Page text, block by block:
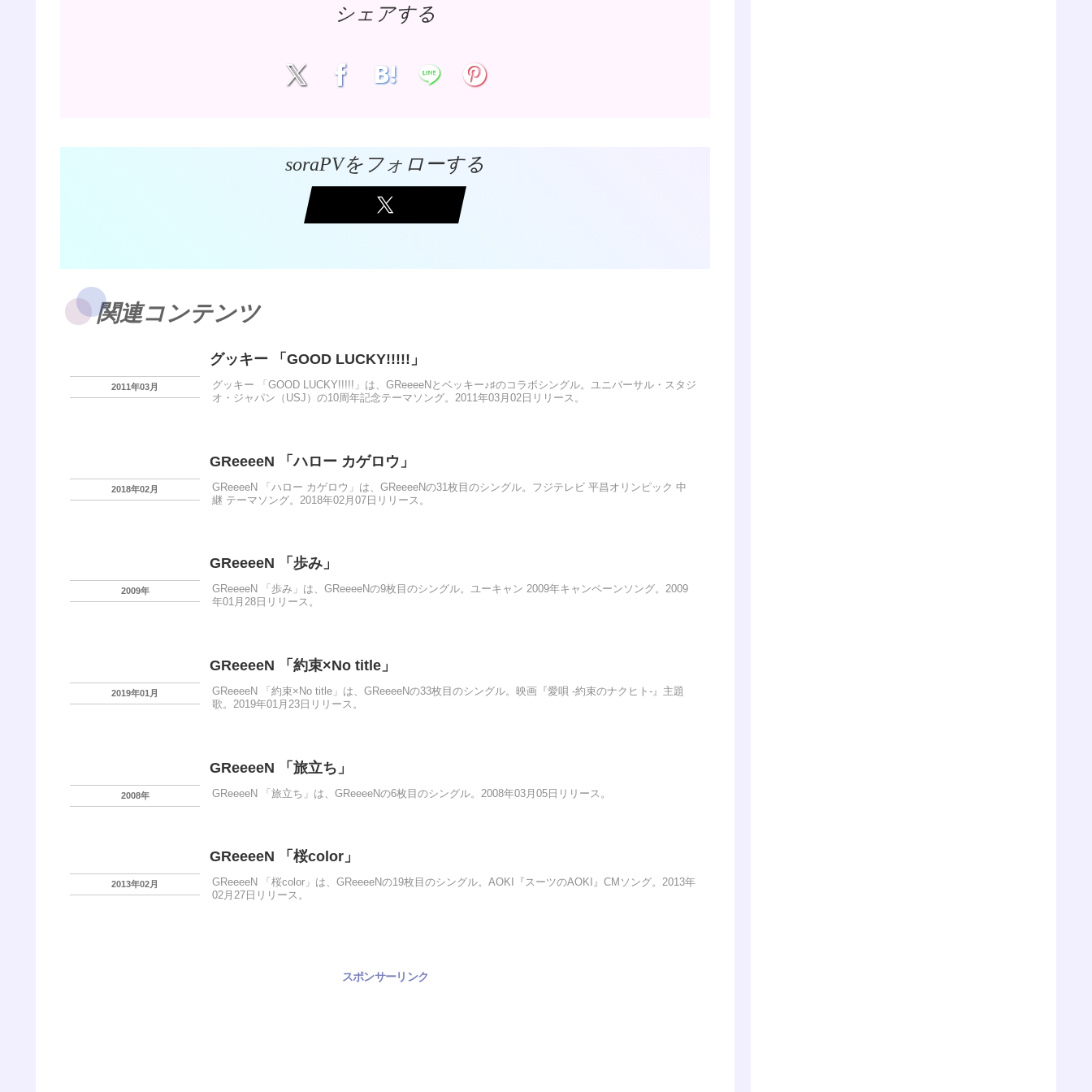
シェアする
soraPVをフォローする
関連コンテンツ
2011年03月
グッキー 「GOOD LUCKY!!!!!」
グッキー 「GOOD LUCKY!!!!!」は、GReeeeNとベッキー♪♯のコラボシングル。ユニバーサル・スタジ
オ・ジャパン（USJ）の10周年記念テーマソング。2011年03月02日リリース。
2018年02月
GReeeeN 「ハロー カゲロウ」
GReeeeN 「ハロー カゲロウ」は、GReeeeNの31枚目のシングル。フジテレビ 平昌オリンピック 中
継 テーマソング。2018年02月07日リリース。
2009年
GReeeeN 「歩み」
GReeeeN 「歩み」は、GReeeeNの9枚目のシングル。ユーキャン 2009年キャンペーンソング。2009
年01月28日リリース。
2019年01月
GReeeeN 「約束×No title」
GReeeeN 「約束×No title」は、GReeeeNの33枚目のシングル。映画『愛唄 -約束のナクヒト-』主題
歌。2019年01月23日リリース。
2008年
GReeeeN 「旅立ち」
GReeeeN 「旅立ち」は、GReeeeNの6枚目のシングル。2008年03月05日リリース。
2013年02月
GReeeeN 「桜color」
GReeeeN 「桜color」は、GReeeeNの19枚目のシングル。AOKI『スーツのAOKI』CMソング。2013年
02月27日リリース。
スポンサーリンク